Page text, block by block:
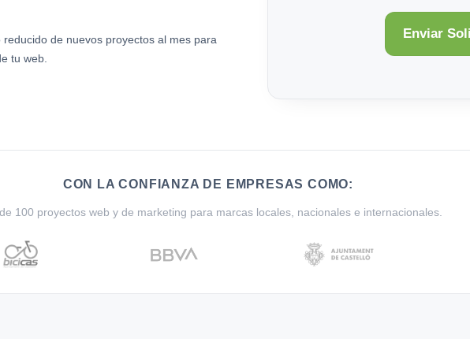
de nuevos proyectos al mes para
tu web.
CON LA CONFIANZA DE EMPRESAS COMO:
100 proyectos web y de marketing para marcas locales, nacionales e internacionales.